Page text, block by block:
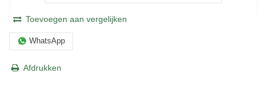
Toevoegen aan vergelijken
WhatsApp
Afdrukken